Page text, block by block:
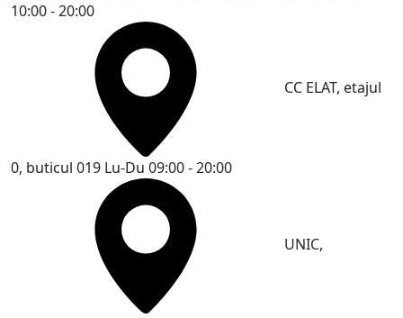
10:00 - 20:00
CC ELAT, etajul
0, buticul 019 Lu-Du 09:00 - 20:00
UNIC,